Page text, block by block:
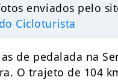
enviados pelo
Cicloturista
de pedalada na
O trajeto de 104